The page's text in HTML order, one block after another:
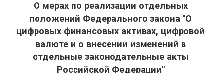
О мерах по реализации отдельных
положений Федерального закона "О
цифровых финансовых активах, цифровой
валюте и о внесении изменений в
отдельные законодательные акты
Российской Федерации"